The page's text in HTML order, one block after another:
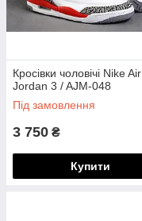
Кросівки чоловічі Nike Air
Jordan 3 / AJM-048
Під замовлення
3 750 ₴
Купити